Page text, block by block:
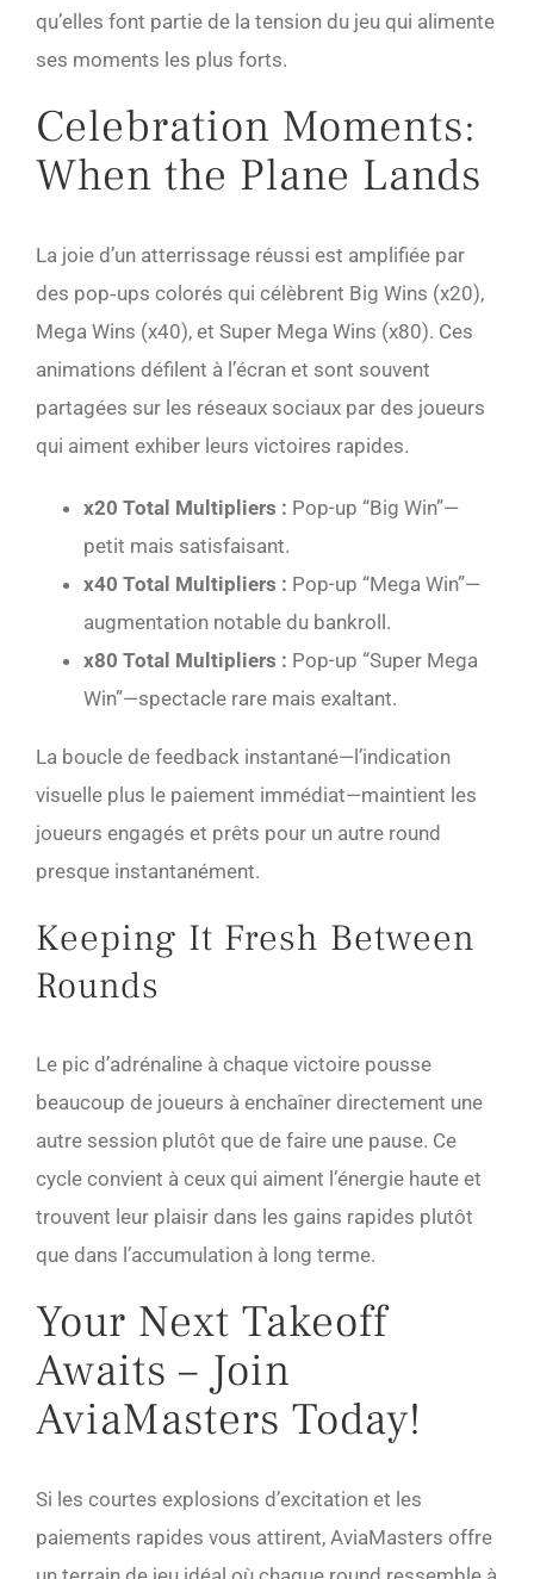
qu’elles font partie de la tension du jeu qui alimente
ses moments les plus forts.
Celebration Moments:
When the Plane Lands
La joie d’un atterrissage réussi est amplifiée par
des pop‑ups colorés qui célèbrent Big Wins (x20),
Mega Wins (x40), et Super Mega Wins (x80). Ces
animations défilent à l’écran et sont souvent
partagées sur les réseaux sociaux par des joueurs
qui aiment exhiber leurs victoires rapides.
x20 Total Multipliers : Pop-up “Big Win”—
petit mais satisfaisant.
x40 Total Multipliers : Pop-up “Mega Win”—
augmentation notable du bankroll.
x80 Total Multipliers : Pop-up “Super Mega
Win”—spectacle rare mais exaltant.
La boucle de feedback instantané—l’indication
visuelle plus le paiement immédiat—maintient les
joueurs engagés et prêts pour un autre round
presque instantanément.
Keeping It Fresh Between
Rounds
Le pic d’adrénaline à chaque victoire pousse
beaucoup de joueurs à enchaîner directement une
autre session plutôt que de faire une pause. Ce
cycle convient à ceux qui aiment l’énergie haute et
trouvent leur plaisir dans les gains rapides plutôt
que dans l’accumulation à long terme.
Your Next Takeoff
Awaits – Join
AviaMasters Today!
Si les courtes explosions d’excitation et les
paiements rapides vous attirent, AviaMasters offre